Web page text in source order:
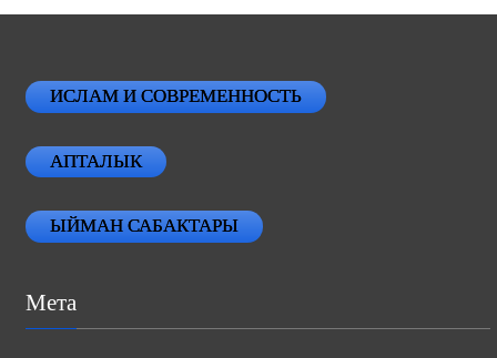
ИСЛАМ И СОВРЕМЕННОСТЬ
АПТАЛЫК
ЫЙМАН САБАКТАРЫ
Мета